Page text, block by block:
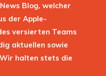
Blog, welcher
der Apple-
versierten Teams
aktuellen sowie
halten stets die